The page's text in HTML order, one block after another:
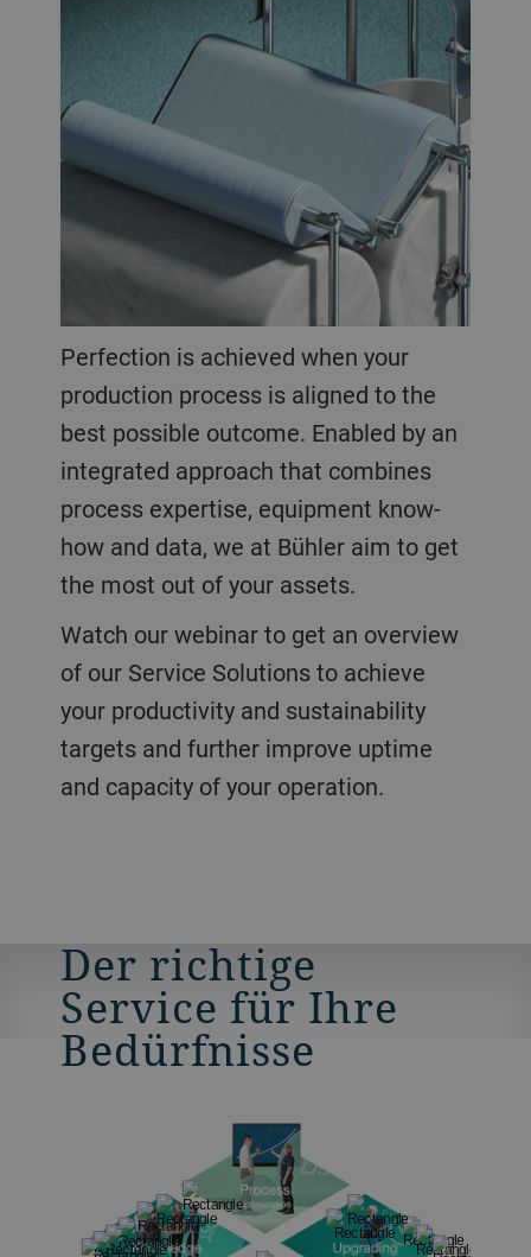
Perfection is achieved when your
production process is aligned to the
best possible outcome. Enabled by an
integrated approach that combines
process expertise, equipment know-
how and data, we at Bühler aim to get
the most out of your assets.
Watch our webinar to get an overview
of our Service Solutions to achieve
your productivity and sustainability
targets and further improve uptime
and capacity of your operation.
Der richtige
Service für Ihre
Bedürfnisse